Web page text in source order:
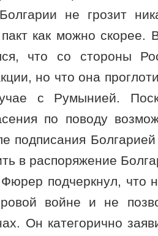
не грозит
как можно скорее.
что со стороны
но что она
с Румынией.
по поводу
подписания
в распоряжение
подчеркнул, что
войне и не
Он категорично